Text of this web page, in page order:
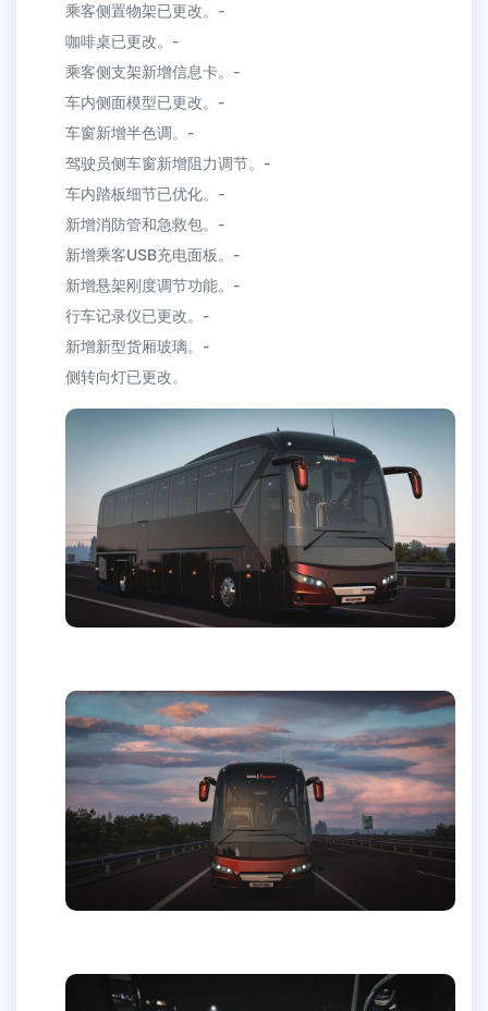
乘客侧置物架已更改。-
咖啡桌已更改。-
乘客侧支架新增信息卡。-
车内侧面模型已更改。-
车窗新增半色调。-
驾驶员侧车窗新增阻力调节。-
车内踏板细节已优化。-
新增消防管和急救包。-
新增乘客USB充电面板。-
新增悬架刚度调节功能。-
行车记录仪已更改。-
新增新型货厢玻璃。-
侧转向灯已更改。